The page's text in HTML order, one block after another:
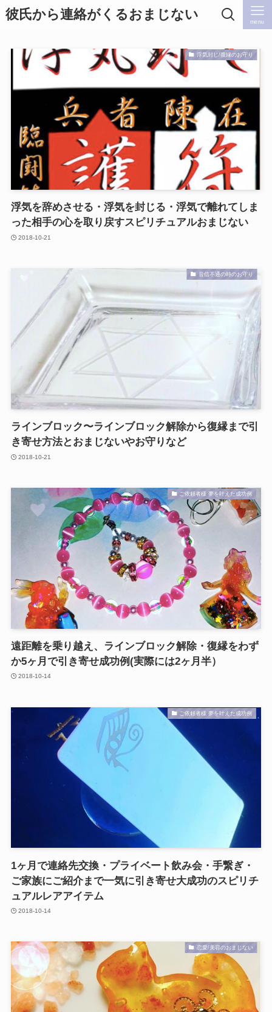
彼氏から連絡がくるおまじない menu
浮気封じ/復縁のお守り
浮気を辞めさせる・浮気を封じる・浮気で離れてしま
った相手の心を取り戻すスピリチュアルおまじない
2018-10-21
音信不通の時のお守り
ラインブロック〜ラインブロック解除から復縁まで引
き寄せ方法とおまじないやお守りなど
2018-10-21
ご依頼者様 夢を叶えた成功例
遠距離を乗り越え、ラインブロック解除・復縁をわず
か5ヶ月で引き寄せ成功例(実際には2ヶ月半）
2018-10-14
ご依頼者様 夢を叶えた成功例
1ヶ月で連絡先交換・プライベート飲み会・手繋ぎ・
ご家族にご紹介まで一気に引き寄せ大成功のスピリチ
ュアルレアアイテム
2018-10-14
恋愛/美容のおまじない